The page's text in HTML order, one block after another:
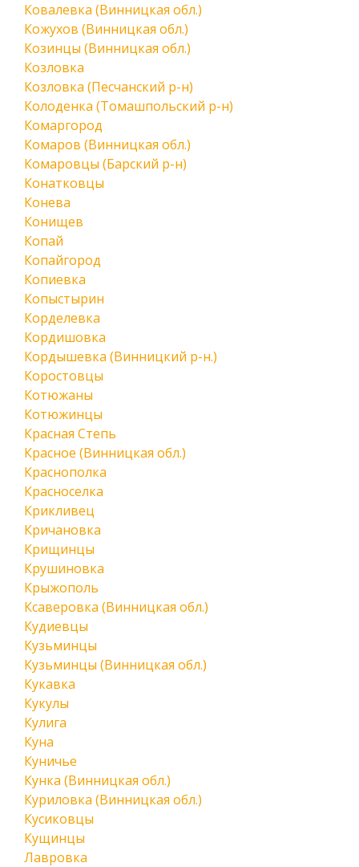
Ковалевка (Винницкая обл.)
Кожухов (Винницкая обл.)
Козинцы (Винницкая обл.)
Козловка
Козловка (Песчанский р-н)
Колоденка (Томашпольский р-н)
Комаргород
Комаров (Винницкая обл.)
Комаровцы (Барский р-н)
Конатковцы
Конева
Конищев
Копай
Копайгород
Копиевка
Копыстырин
Корделевка
Кордишовка
Кордышевка (Винницкий р-н.)
Коростовцы
Котюжаны
Котюжинцы
Красная Степь
Красное (Винницкая обл.)
Краснополка
Красноселка
Крикливец
Кричановка
Крищинцы
Крушиновка
Крыжополь
Ксаверовка (Винницкая обл.)
Кудиевцы
Кузьминцы
Кузьминцы (Винницкая обл.)
Кукавка
Кукулы
Кулига
Куна
Куничье
Кунка (Винницкая обл.)
Куриловка (Винницкая обл.)
Кусиковцы
Кущинцы
Лавровка